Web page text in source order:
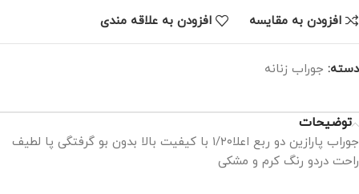
افزودن به مقایسه افزودن به علاقه مندی
دسته: جوراب زنانه
توضیحات
جوراب پارازین دو ربع اعلا۱/۲۰ با کیفیت بالا بدون بو گرفتگی پا لطیف
راحت دردو رنگ کرم و مشکی